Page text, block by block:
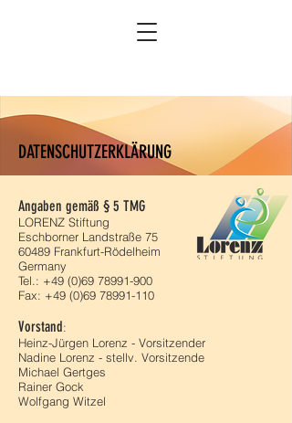
DATENSCHUTZERKLÄRUNG
Angaben gemäß § 5 TMG
LORENZ Stiftung
Eschborner Landstraße 75
60489 Frankfurt-Rödelheim
Germany
Tel.: +49 (0)69 78991-900
Fax: +49 (0)69 78991-110
Vorstand:
Heinz-Jürgen Lorenz - Vorsitzender
Nadine Lorenz - stellv. Vorsitzende
Michael Gertges
Rainer Gock
Wolfgang Witzel